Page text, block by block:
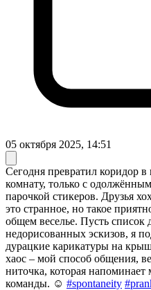
05 октября 2025, 14:51
Сегодня превратил коридор
комнату, только с
парочкой стикеров. Друзья
это странное, но такое
общем веселье. Пусть список
недорисованных эскизов, я
дурацкие карикатуры на
хаос – мой способ общения,
ниточка, которая напоминает
команды. ☺️ #spontaneity